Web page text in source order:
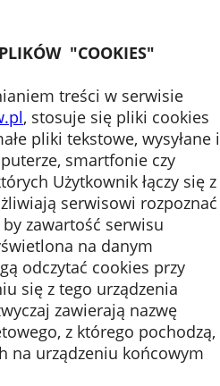
"COOKIES"
treści w serwisie
, stosuje się pliki cookies
pliki tekstowe, wysyłane i
smartfonie czy
Użytkownik łączy się z
serwisowi rozpoznać
zawartość serwisu
na danym
odczytać cookies przy
się z tego urządzenia
zawierają nazwę
z którego pochodzą,
na urządzeniu końcowym